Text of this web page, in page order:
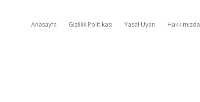
Anasayfa Gizlilik Politikası Yasal Uyarı Hakkımızda